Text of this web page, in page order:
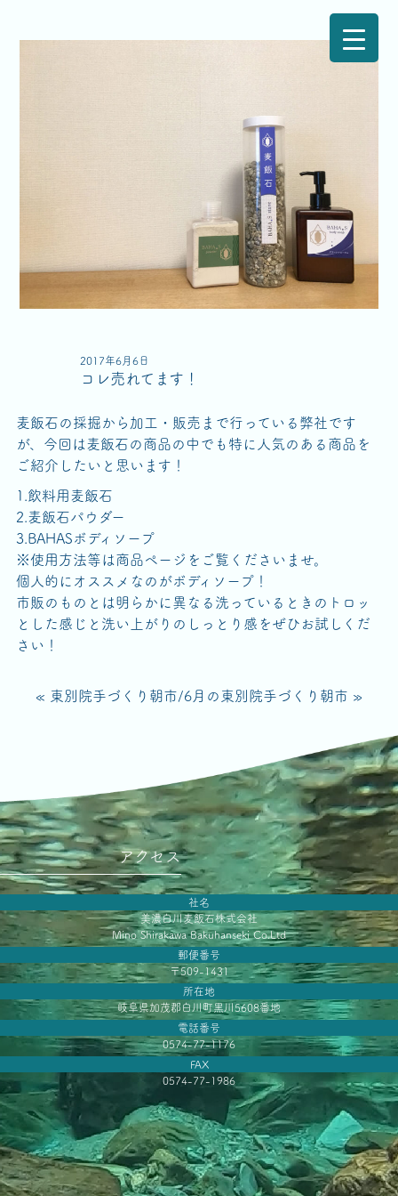
2017年6月6日
コレ売れてます！
麦飯石の採掘から加工・販売まで行っている弊社です
が、今回は麦飯石の商品の中でも特に人気のある商品を
ご紹介したいと思います！
1.飲料用麦飯石
2.麦飯石パウダー
3.BAHASボディソープ
※使用方法等は商品ページをご覧くださいませ。
個人的にオススメなのがボディソープ！
市販のものとは明らかに異なる洗っているときのトロッ
とした感じと洗い上がりのしっとり感をぜひお試しくだ
さい！
« 東別院手づくり朝市/6月の東別院手づくり朝市 »
アクセス
社名
美濃白川麦飯石株式会社
Mino Shirakawa Bakuhanseki Co.Ltd
郵便番号
〒509-1431
所在地
岐阜県加茂郡白川町黒川5608番地
電話番号
0574-77-1176
FAX
0574-77-1986